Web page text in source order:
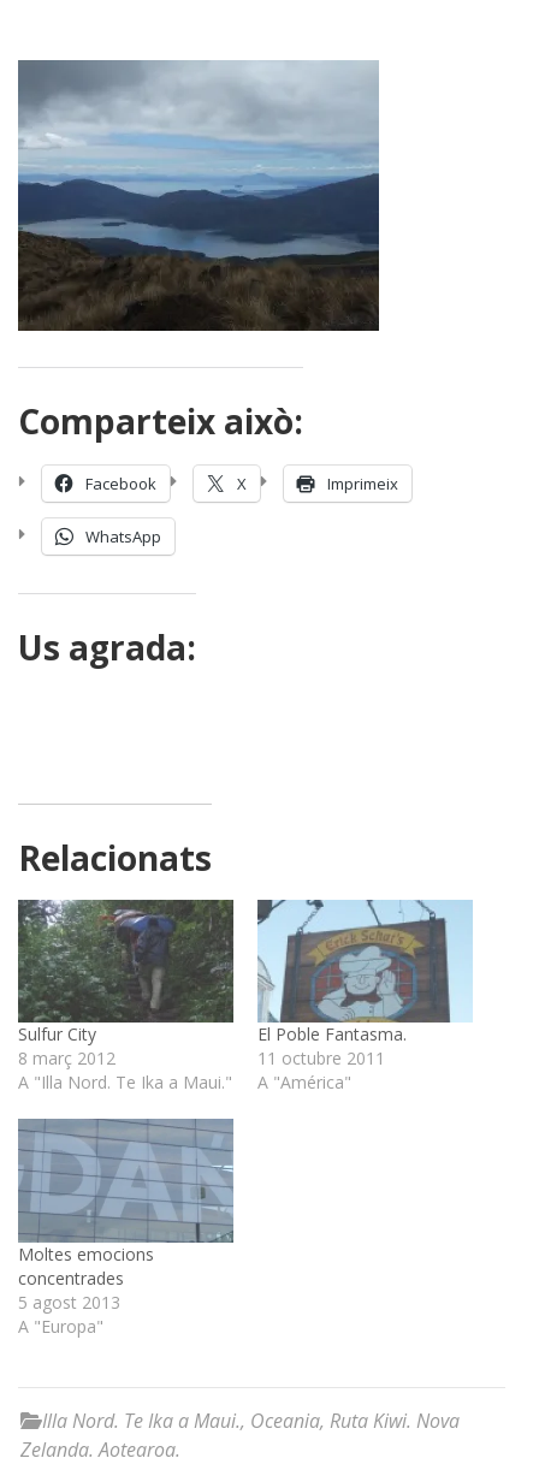
Comparteix això:
Facebook X Imprimeix
WhatsApp
Us agrada:
Relacionats
Sulfur City
8 març 2012
A "Illa Nord. Te Ika a Maui."
El Poble Fantasma.
11 octubre 2011
A "América"
Moltes emocions
concentrades
5 agost 2013
A "Europa"
Illa Nord. Te Ika a Maui., Oceania, Ruta Kiwi. Nova
Zelanda. Aotearoa.